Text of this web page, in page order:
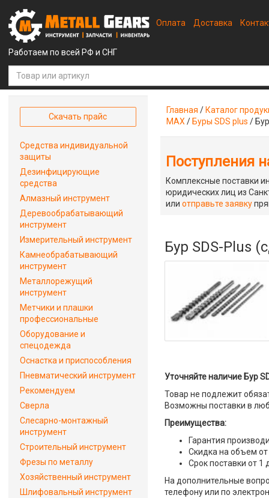
Работаем по всей РФ и СНГ
Оплата Доставка
Главная / Каталог
MAX / Буры SDS plus /
Поступления
Комплексные поставки
юридических лиц из
илиотправьте заявку
Бур SDS-Plus
Уточняйте наличие Бур
Товар не подлежит
Возможны поставки в
Преимущества:
Гарантия
Скидка на объем от
Срок поставки от 1
На дополнительные
телефону или по
Скачать прайс
Средства индивидуальной
защиты
Дезинфицирующие
средства
Алмазный инструмент
Деревообрабатывающий
инструмент
Измерительный инструмент
Камнеобрабатывающий
инструмент
Металлорежущий
инструмент
Метчики и плашки
профессиональные
Оборудование и
спецодежда
Оснастка и приспособления
Пневматический инструмент
Рекомендуем
Сверла
Слесарно-монтажный
инструмент
Строительный инструмент
Фрезы по металлу
Хозяйственный инструмент
Шлифовальный инструмент